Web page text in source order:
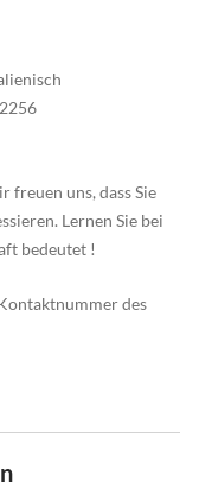
freuen uns, dass Sie
Lernen Sie bei
bedeutet !
des